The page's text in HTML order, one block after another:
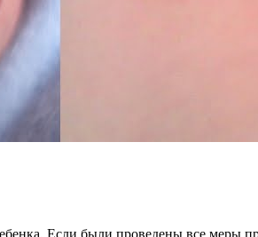
Если были проведены все меры